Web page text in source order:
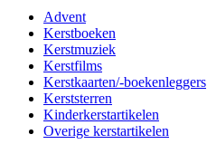
Advent
Kerstboeken
Kerstmuziek
Kerstfilms
Kerstkaarten/-boekenleggers
Kerststerren
Kinderkerstartikelen
Overige kerstartikelen